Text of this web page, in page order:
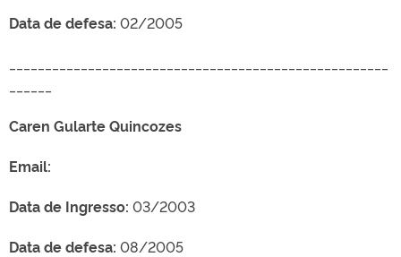
Data de defesa: 02/2005
Caren Gularte Quincozes
Email:
Data de Ingresso: 03/2003
Data de defesa: 08/2005